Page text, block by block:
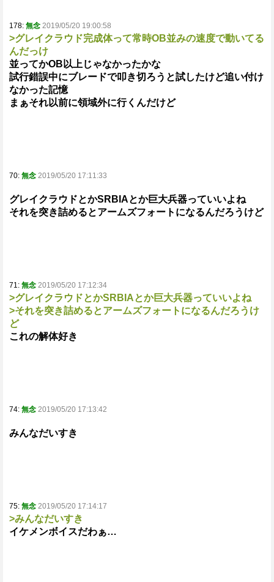
178: 無念 2019/05/20 19:00:58
>グレイクラウド完成体って常時OB並みの速度で動いてる
んだっけ
並ってかOB以上じゃなかったかな
試行錯誤中にブレードで叩き切ろうと試したけど追い付け
なかった記憶
まぁそれ以前に領域外に行くんだけど
70: 無念 2019/05/20 17:11:33
グレイクラウドとかSRBIAとか巨大兵器っていいよね
それを突き詰めるとアームズフォートになるんだろうけど
71: 無念 2019/05/20 17:12:34
>グレイクラウドとかSRBIAとか巨大兵器っていいよね
>それを突き詰めるとアームズフォートになるんだろうけ
ど
これの解体好き
74: 無念 2019/05/20 17:13:42
みんなだいすき
75: 無念 2019/05/20 17:14:17
>みんなだいすき
イケメンボイスだわぁ…